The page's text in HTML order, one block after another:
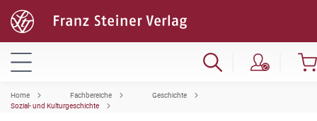
Home Fachbereiche
Geschichte
Sozial- und Kulturgeschichte